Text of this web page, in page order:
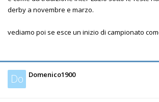
derby a novembre e marzo.
vediamo poi se esce un inizio di campionato
Do Domenico1900